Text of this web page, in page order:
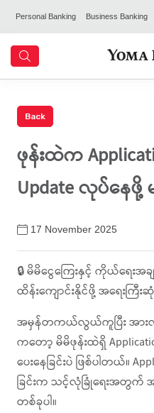
Personal Banking Business Banking
ဖုန်းထဲက
Update လုပ်နေဖို့
17 November 2025
🔒 မိမိငွေကြေးနှင့် ကိုယ်ရေး
ထိန်းကျောင်းနိုင်ဖို့ အရေးကြီ
အမှန်တကယ်လွယ်ကူပြီး အာ
ကတော့ မိမိဖုန်းထဲရှိ
ပေးနေခြင်းပဲ ဖြစ်ပါတယ်။
ခြင်းက သင့်လုံခြုံရေးအတွ
တစ်ခုပါ။